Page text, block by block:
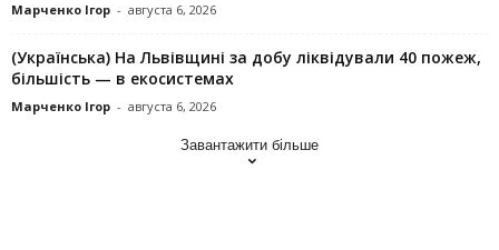
Марченко Ігор - августа 6, 2026
(Українська) На Львівщині за добу ліквідували 40 пожеж,
більшість — в екосистемах
Марченко Ігор - августа 6, 2026
Завантажити більше